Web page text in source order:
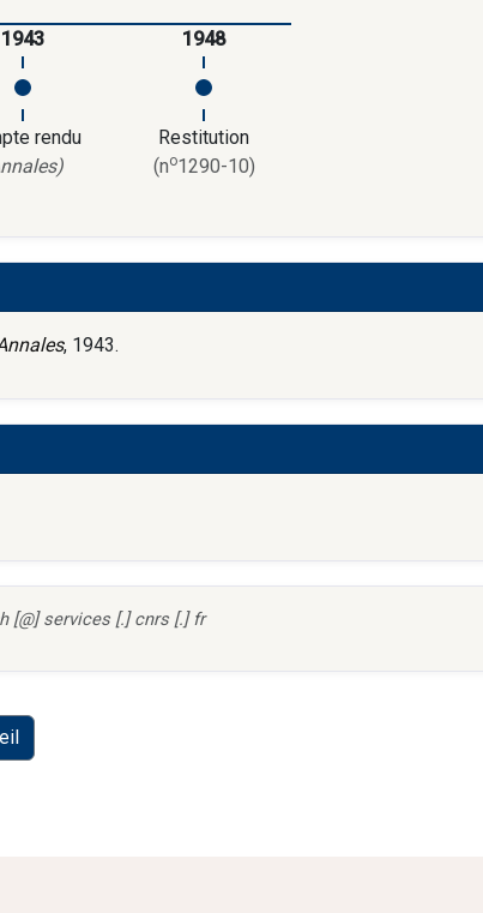
1943
rendu
1948
Restitution
(no1290-10)
, 1943.
[@] services [.] cnrs [.] fr